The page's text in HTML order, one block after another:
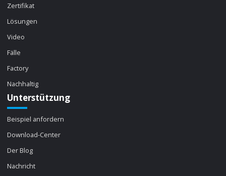
Zertifikat
Lösungen
Video
Fälle
Factory
Nachhaltig
Unterstützung
Beispiel anfordern
Download-Center
Der Blog
Nachricht